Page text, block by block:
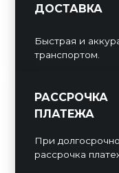
ДОСТАВКА
Быстрая и
транспортом.
РАССРОЧКА
ПЛАТЕЖА
При
рассрочка